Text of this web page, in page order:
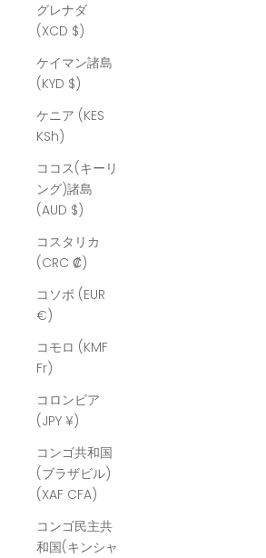
グレナダ
(XCD $)
ケイマン諸島
(KYD $)
ケニア (KES
KSh)
ココス(キーリ
ング)諸島
(AUD $)
コスタリカ
(CRC ₡)
コソボ (EUR
€)
コモロ (KMF
Fr)
コロンビア
(JPY ¥)
コンゴ共和国
(ブラザビル)
(XAF CFA)
コンゴ民主共
和国(キンシャ